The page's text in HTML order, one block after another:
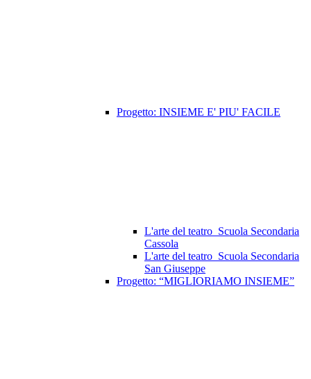
Progetto: INSIEME E' PIU' FACILE
L'arte del teatro_Scuola Secondaria
Cassola
L'arte del teatro_Scuola Secondaria
San Giuseppe
Progetto: “MIGLIORIAMO INSIEME”